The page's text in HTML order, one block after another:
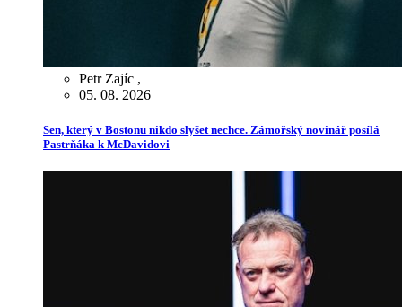
Petr Zajíc ,
05. 08. 2026
Sen, který v Bostonu nikdo slyšet nechce. Zámořský novinář posílá
Pastrňáka k McDavidovi